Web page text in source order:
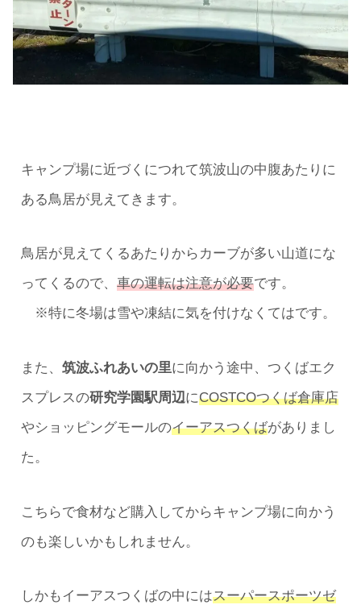
キャンプ場に近づくにつれて筑波山の中腹あたりに
ある鳥居が見えてきます。
鳥居が見えてくるあたりからカーブが多い山道にな
ってくるので、 車の運転は注意が必要です。
※特に冬場は雪や凍結に気を付けなくてはです。
また、 筑波ふれあいの里に向かう途中、つくばエク
スプレスの研究学園駅周辺にCOSTCOつくば倉庫店
やショッピングモールのイーアスつくばがありまし
た。
こちらで食材など購入してからキャンプ場に向かう
のも楽しいかもしれません。
しかもイーアスつくばの中にはスーパースポーツゼ